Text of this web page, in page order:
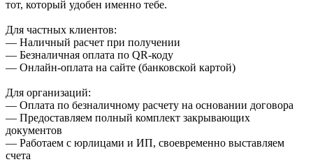
тот, который удобен именно тебе.
Для частных клиентов:
— Наличный расчет при получении
— Безналичная оплата по QR-коду
— Онлайн-оплата на сайте (банковской картой)
Для организаций:
— Оплата по безналичному расчету на основании договора
— Предоставляем полный комплект закрывающих
документов
— Работаем с юрлицами и ИП, своевременно выставляем
счета